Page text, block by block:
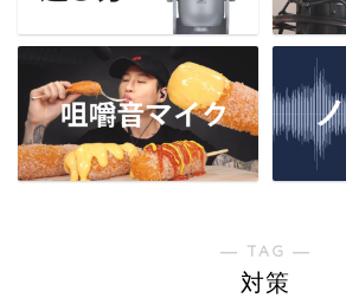
― TAG ―
対策